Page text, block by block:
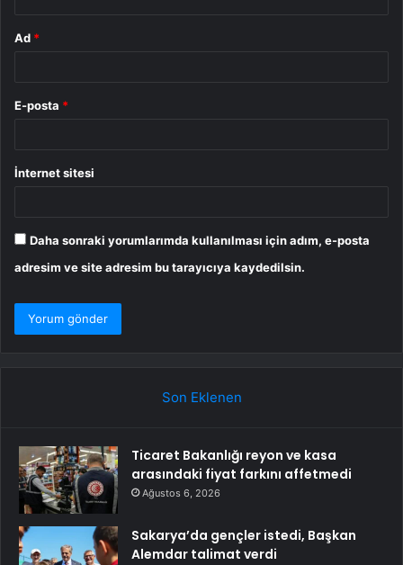
Ad *
E-posta *
İnternet sitesi
Daha sonraki yorumlarımda kullanılması için adım, e-posta
adresim ve site adresim bu tarayıcıya kaydedilsin.
Son Eklenen
Ticaret Bakanlığı reyon ve kasa
arasındaki fiyat farkını affetmedi
Ağustos 6, 2026
Sakarya’da gençler istedi, Başkan
Alemdar talimat verdi